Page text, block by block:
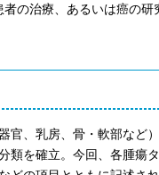
の治療、あるいは癌の研
官、乳房、骨・軟部など
類を確立。今回、各腫瘍